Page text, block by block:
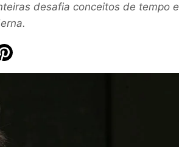
desafia conceitos de tempo e